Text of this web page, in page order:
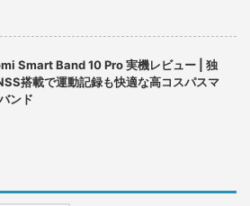
Smart Band 10 Pro 実機レビュー | 独
搭載で運動記録も快適な高コスパスマ
ンド